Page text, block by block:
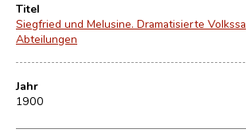
Titel
Siegfried und Melusine. Dramatisierte
Abteilungen
Jahr
1900